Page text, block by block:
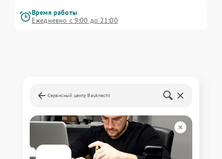
Время работы
Ежедневно с 9:00 до 21:00
Сервисный центр Bauknecht